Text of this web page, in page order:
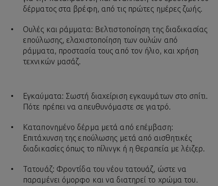
δέρματος στα βρέφη, από τις πρώτες ημέρες ζωής.
Ουλές και ράμματα: Βελτιστοποίηση της διαδικασίας
επούλωσης, ελαχιστοποίηση των ουλών από
ράμματα, προστασία τους από τον ήλιο, και χρήση
τεχνικών μασάζ.
Εγκαύματα: Σωστή διαχείριση εγκαυμάτων στο σπίτι.
Πότε πρέπει να απευθυνόμαστε σε γιατρό.
Καταπονημένο δέρμα μετά από επέμβαση:
Επιτάχυνση της επούλωσης μετά από αισθητικές
διαδικασίες όπως το πίλινγκ ή η θεραπεία με λέιζερ.
Τατουάζ: Φροντίδα του νέου τατουάζ, ώστε να
παραμένει όμορφο και να διατηρεί το χρώμα του.